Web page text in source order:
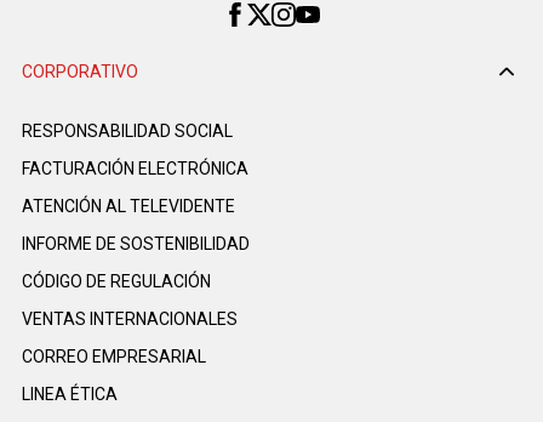
CORPORATIVO
RESPONSABILIDAD SOCIAL
FACTURACIÓN ELECTRÓNICA
ATENCIÓN AL TELEVIDENTE
INFORME DE SOSTENIBILIDAD
CÓDIGO DE REGULACIÓN
VENTAS INTERNACIONALES
CORREO EMPRESARIAL
LINEA ÉTICA